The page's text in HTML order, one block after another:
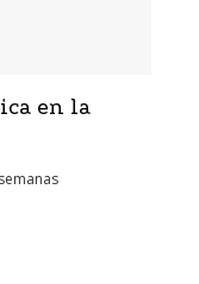
en la